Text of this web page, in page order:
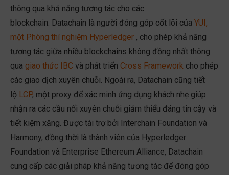
thông qua khả năng tương tác cho các
blockchain. Datachain là người đóng góp cốt lõi của YUI,
một Phòng thí nghiệm Hyperledger , cho phép khả năng
tương tác giữa nhiều blockchains không đồng nhất thông
qua giao thức IBC và phát triển Cross Framework cho phép
các giao dịch xuyên chuỗi. Ngoài ra, Datachain cũng tiết
lộ LCP, một proxy để xác minh ứng dụng khách nhẹ giúp
nhận ra các cầu nối xuyên chuỗi giảm thiểu đáng tin cậy và
tiết kiệm xăng. Được tài trợ bởi Interchain Foundation và
Harmony, đồng thời là thành viên của Hyperledger
Foundation và Enterprise Ethereum Alliance, Datachain
cung cấp các giải pháp khả năng tương tác để đóng góp